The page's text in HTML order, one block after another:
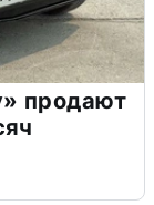
продают